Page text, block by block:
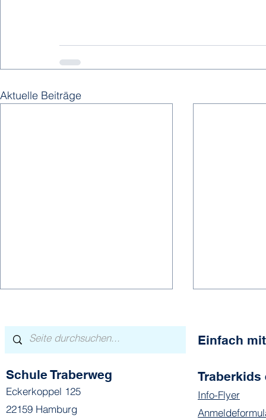
Aktuelle Beiträge
Lauter Lieblingsmomente
Hier spielt
Schule Traberweg
Eckerkoppel 125
22159 Hamburg
Einfach
Traberkids
Info-Flyer